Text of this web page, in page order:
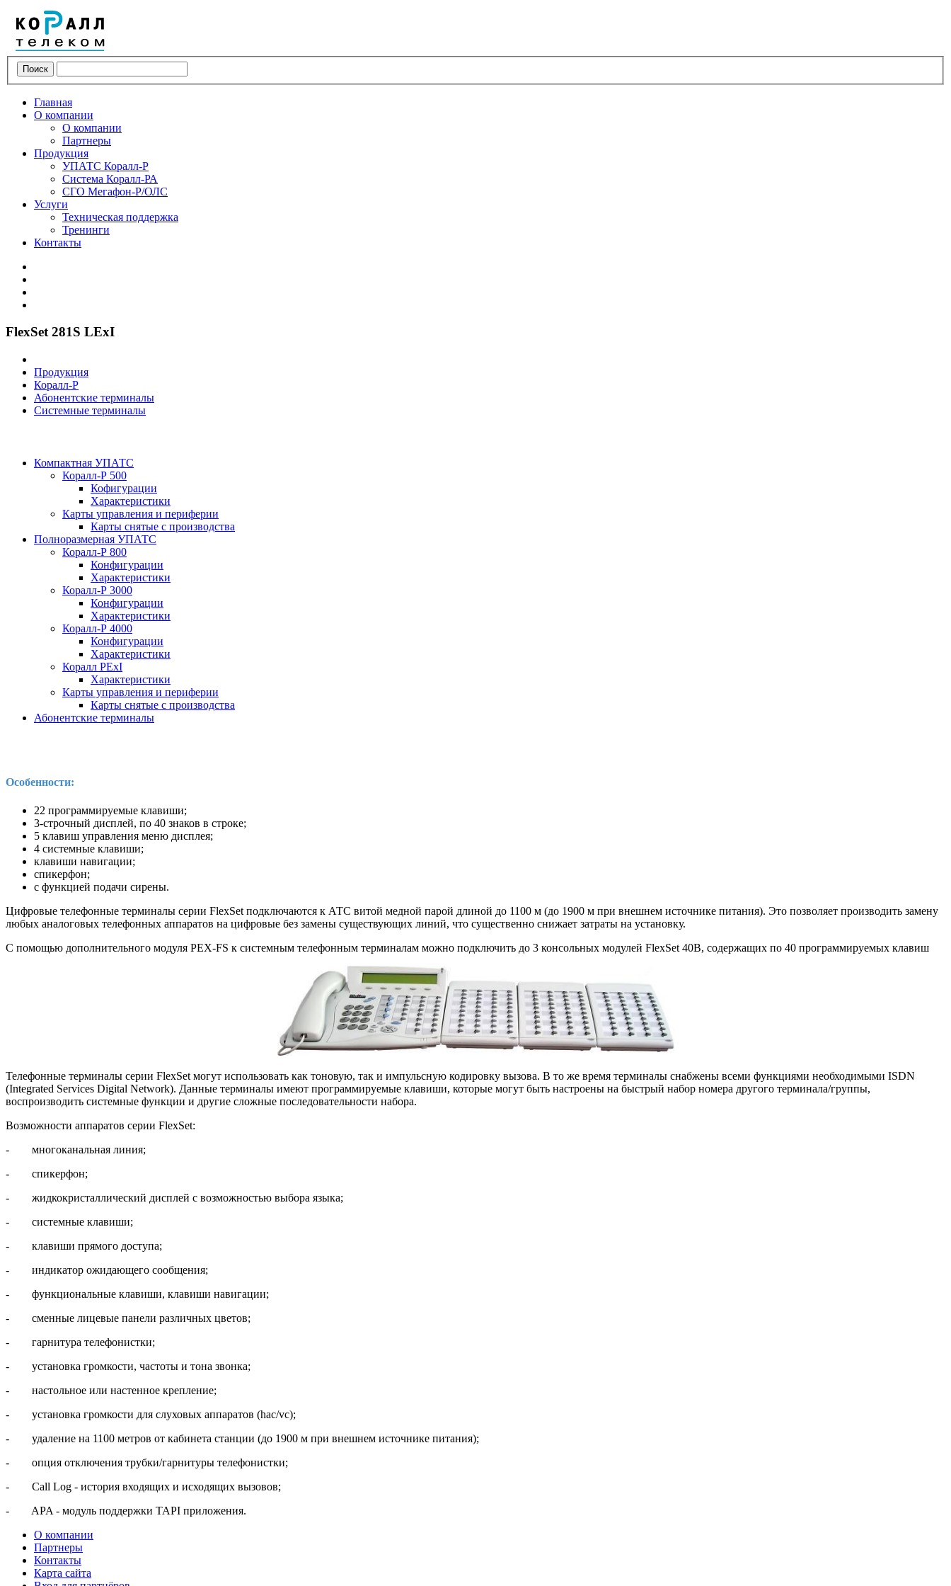
Поиск
Главная
О компании
О компании
Партнеры
Продукция
УПАТС Коралл-Р
Система Коралл-РА
СГО Мегафон-Р/ОЛС
Услуги
Техническая поддержка
Тренинги
Контакты
FlexSet 281S LExI
Продукция
Коралл-Р
Абонентские терминалы
Системные терминалы
Компактная УПАТС
Коралл-Р 500
Кофигурации
Характеристики
Карты управления и периферии
Карты снятые с производства
Полноразмерная УПАТС
Коралл-Р 800
Конфигурации
Характеристики
Коралл-Р 3000
Конфигурации
Характеристики
Коралл-Р 4000
Конфигурации
Характеристики
Коралл PExI
Характеристики
Карты управления и периферии
Карты снятые с производства
Абонентские терминалы
Особенности:
22 программируемые клавиши;
3-строчный дисплей, по 40 знаков в строке;
5 клавиш управления меню дисплея;
4 системные клавиши;
клавиши навигации;
спикерфон;
c функцией подачи сирены.
Цифровые телефонные терминалы серии FlexSet подключаются к АТС витой медной парой длиной до 1100 м (до 1900 м при внешнем источнике питания). Это позволяет произ­водить замену
любых аналоговых телефонных аппаратов на цифровые без замены сущест­вующих линий, что существенно снижает затраты на установку.
С помощью дополнительного модуля PEX-FS к системным телефонным терминалам можно подключить до 3 консольных модулей FlexSet 40B, содержащих по 40 программируемых клавиш
Телефонные терминалы серии FlexSet могут использовать как тоновую, так и импульс­ную кодировку вызова. В то же время терминалы снабжены всеми функциями необходи­мыми ISDN
(Integrated Services Digital Network). Данные терминалы имеют программируе­мые клавиши, которые могут быть настроены на быстрый набор номера другого терми­нала/группы,
воспроизводить системные функции и другие сложные последовательности набора.
Возможности аппаратов серии FlexSet:
- многоканальная линия;
- спикерфон;
- жидкокристаллический дисплей с возможностью выбора языка;
- системные клавиши;
- клавиши прямого доступа;
- индикатор ожидающего сообщения;
- функциональные клавиши, клавиши навигации;
- сменные лицевые панели различных цветов;
- гарнитура телефонистки;
- установка громкости, частоты и тона звонка;
- настольное или настенное крепление;
- установка громкости для слуховых аппаратов (hac/vc);
- удаление на 1100 метров от кабинета станции (до 1900 м при внешнем источ­нике питания);
- опция отключения трубки/гарнитуры телефонистки;
- Call Log - история входящих и исходящих вызовов;
- APA - модуль поддержки TAPI приложения.
О компании
Партнеры
Контакты
Карта сайта